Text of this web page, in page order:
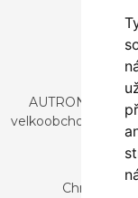
AUTRONIC,
velkoobchodním